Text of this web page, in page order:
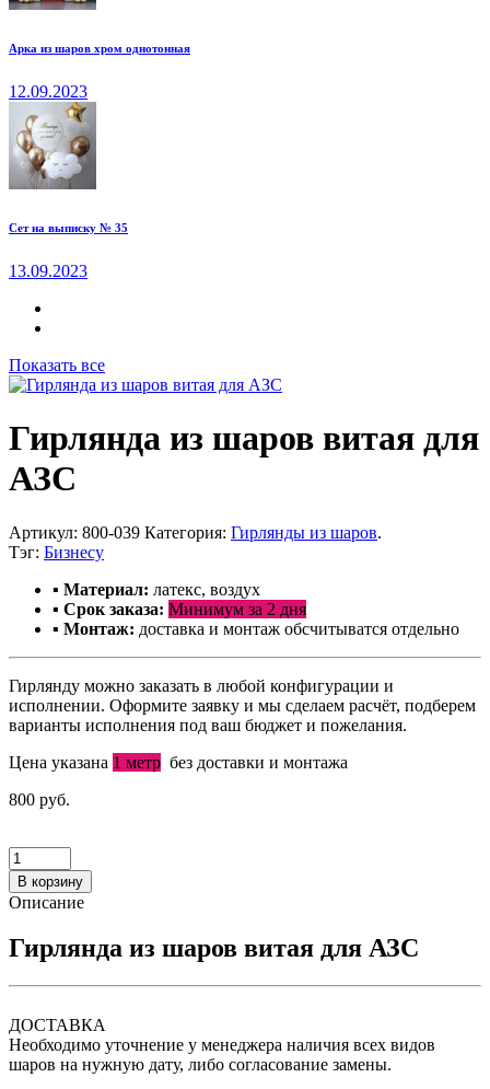
Арка из шаров хром однотонная
12.09.2023
Сет на выписку № 35
13.09.2023
Показать все
Гирлянда из шаров витая для
АЗС
Артикул: 800-039 Категория: Гирлянды из шаров.
Тэг: Бизнесу
▪ Материал: латекс, воздух
▪ Срок заказа: Минимум за 2 дня
▪ Монтаж: доставка и монтаж обсчитыватся отдельно
Гирлянду можно заказать в любой конфигурации и
исполнении. Оформите заявку и мы сделаем расчёт, подберем
варианты исполнения под ваш бюджет и пожелания.
Цена указана 1 метр без доставки и монтажа
800 руб.
В корзину
Описание
Гирлянда из шаров витая для АЗС
ДОСТАВКА
Необходимо уточнение у менеджера наличия всех видов
шаров на нужную дату, либо согласование замены.